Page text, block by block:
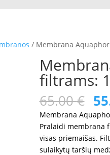
/ Membrana Aquaphor
filtrams:
65.00€
Membrana
Pralaidi membrana
visas priemaišas.
sulaikytų taršių